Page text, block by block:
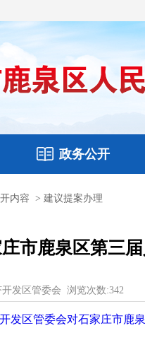
闻 图片新闻
政务公开
财政预决算
内容 > 建议提案办理
市鹿泉区第三
发区管委会 浏览次数:342
发区管委会对石家庄市鹿